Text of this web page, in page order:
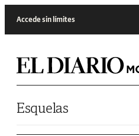
Accede sin límites
Esquelas